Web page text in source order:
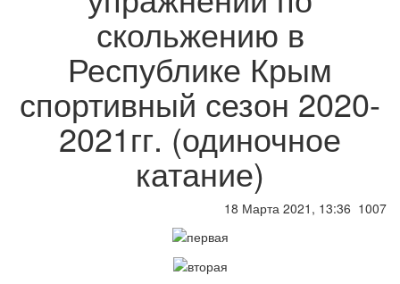
скольжению в
Республике Крым
спортивный сезон 2020-
2021гг. (одиночное
катание)
18 Марта 2021, 13:36 1007